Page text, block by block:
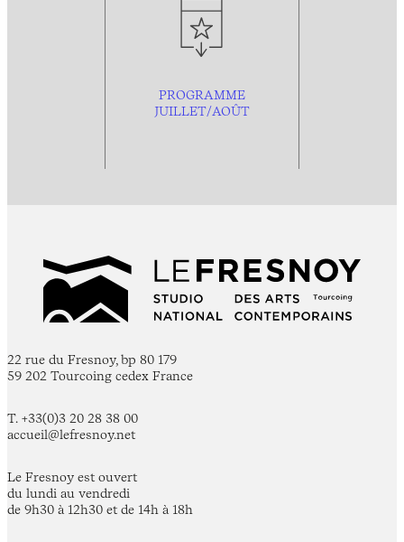
PROGRAMME
JUILLET/AOÛT
22 rue du Fresnoy, bp 80 179
59 202 Tourcoing cedex France
T. +33(0)3 20 28 38 00
accueil@lefresnoy.net
Le Fresnoy est ouvert
du lundi au vendredi
de 9h30 à 12h30 et de 14h à 18h